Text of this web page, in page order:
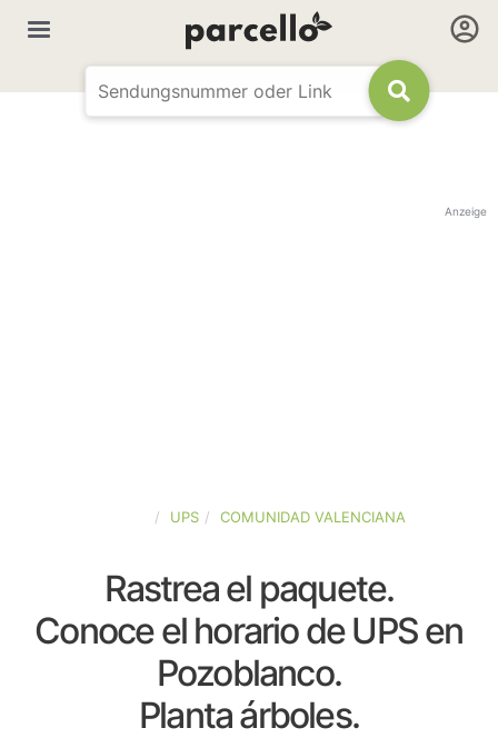
Anzeige
UPS COMUNIDAD VALENCIANA
Rastrea el paquete.
Conoce el horario de UPS en
Pozoblanco.
Planta árboles.